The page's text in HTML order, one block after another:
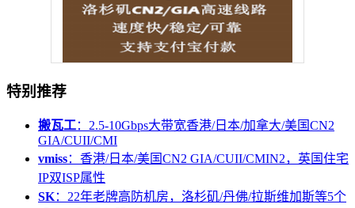
特别推荐
搬瓦工：2.5-10Gbps大带宽香港/日本/加拿大/美国CN2
GIA/CUII/CMI
vmiss：香港/日本/美国CN2 GIA/CUII/CMIN2，英国住宅
IP双ISP属性
SK：22年老牌高防机房，洛杉矶/丹佛/拉斯维加斯等5个